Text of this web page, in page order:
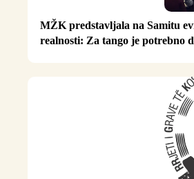
MŽK predstavljala na Samitu
realnosti: Za tango je potrebno